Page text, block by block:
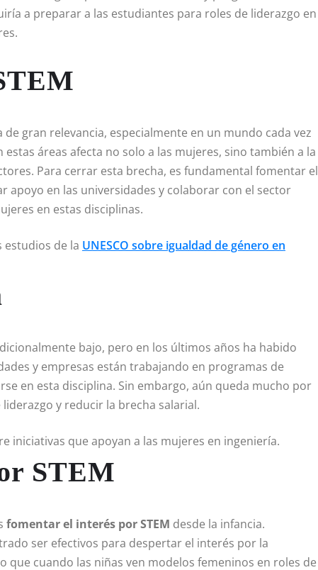
a preparar a las estudiantes para roles de liderazgo en
de gran relevancia, especialmente en un mundo cada vez
áreas afecta no solo a las mujeres, sino también a la
Para cerrar esta brecha, es fundamental fomentar el
apoyo en las universidades y colaborar con el sector
en estas disciplinas.
estudios de la UNESCO sobre igualdad de género en
bajo, pero en los últimos años ha habido
y empresas están trabajando en programas de
en esta disciplina. Sin embargo, aún queda mucho por
y reducir la brecha salarial.
iniciativas que apoyan a las mujeres en ingeniería.
STEM
fomentar el interés por STEM desde la infancia.
ser efectivos para despertar el interés por la
que cuando las niñas ven modelos femeninos en roles de